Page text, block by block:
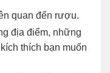
quan đến rượu.
địa điểm, những
thích bạn muốn